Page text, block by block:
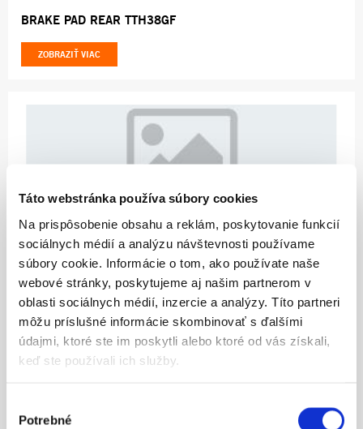
Táto webstránka používa súbory cookies
Na prispôsobenie obsahu a reklám, poskytovanie funkcií
sociálnych médií a analýzu návštevnosti používame
súbory cookie. Informácie o tom, ako používate naše
webové stránky, poskytujeme aj našim partnerom v
oblasti sociálnych médií, inzercie a analýzy. Títo partneri
môžu príslušné informácie skombinovať s ďalšími
údajmi, ktoré ste im poskytli alebo ktoré od vás získali,
keď ste používali ich služby.
súhlasu
Potrebné
BRAKE PAD REAR TTH38GF
ZOBRAZIŤ VIAC
51.97
CYLINDER HEAD GASKET 0,85
ZOBRAZIŤ VIAC